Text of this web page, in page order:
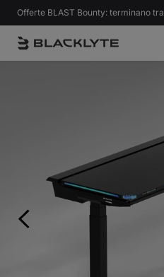
Vai al contenuto
Offerte BLAST Bounty: terminano tra